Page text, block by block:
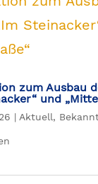
zum Ausbau
und
| Aktuell,